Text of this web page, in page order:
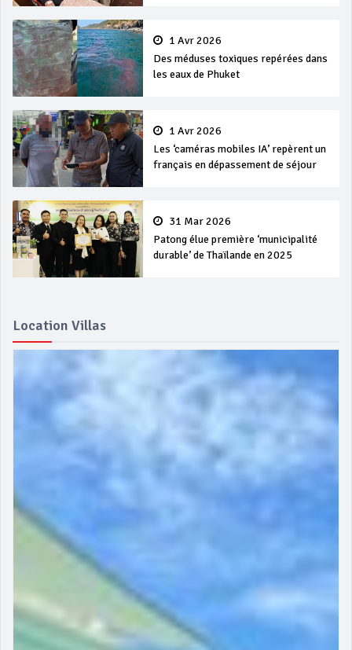
1 Avr 2026
Des méduses toxiques repérées dans
les eaux de Phuket
1 Avr 2026
Les ‘caméras mobiles IA’ repèrent un
français en dépassement de séjour
31 Mar 2026
Patong élue première ‘municipalité
durable’ de Thaïlande en 2025
Location Villas